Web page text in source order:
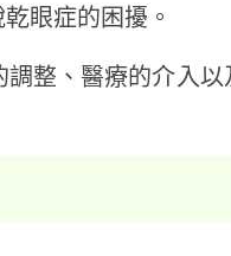
眼症的困擾。
整、醫療的介入